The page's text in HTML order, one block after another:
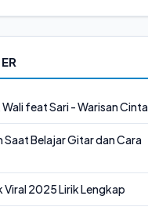
feat Sari - Warisan Cinta
Saat Belajar Gitar dan Cara
Viral 2025 Lirik Lengkap